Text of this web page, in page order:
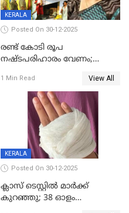
KERALA
Posted On 30-12-2025
രണ്ട് കോടി രൂപ
നഷ്ടപരിഹാരം വേണം;
നോട്ടീസയച്ച് ഉമാ തോമസ്
1 Min Read View All
KERALA
Posted On 30-12-2025
ക്ലാസ് ടെസ്റ്റിൽ മാർക്ക്
കുറഞ്ഞു; 38 ഓളം